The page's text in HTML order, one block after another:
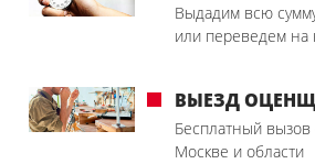
Выдадим всю
или переведем на
ВЫЕЗД
Бесплатный
Москве и области